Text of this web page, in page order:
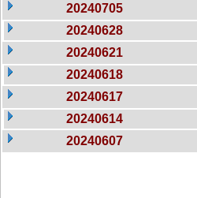
20240705
20240628
20240621
20240618
20240617
20240614
20240607